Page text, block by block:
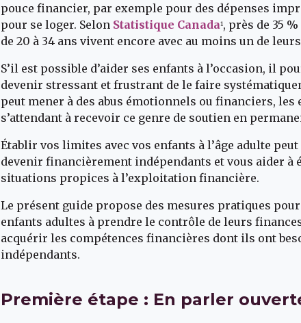
pouce financier, par exemple pour des dépenses
pour se loger. Selon Statistique Canada1, près de 35
de 20 à 34 ans vivent encore avec au moins un de
S’il est possible d’aider ses enfants à l’occasion, il
devenir stressant et frustrant de le faire
peut mener à des abus émotionnels ou financiers, les
s’attendant à recevoir ce genre de soutien en
Établir vos limites avec vos enfants à l’âge adulte
devenir financièrement indépendants et vous aider à
situations propices à l’exploitation financière.
Le présent guide propose des mesures pratiques
enfants adultes à prendre le contrôle de leurs
acquérir les compétences financières dont ils ont
indépendants.
Première étape : En parler